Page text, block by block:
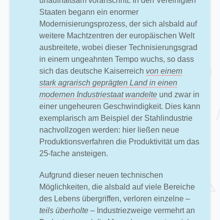
Staaten begann ein enormer
Modernisierungsprozess, der sich alsbald auf
weitere Machtzentren der europäischen Welt
ausbreitete, wobei dieser Technisierungsgrad
in einem ungeahnten Tempo wuchs, so dass
sich das deutsche Kaiserreich von einem
stark agrarisch geprägten Land in einen
modernen Industriestaat wandelte und zwar in
einer ungeheuren Geschwindigkeit. Dies kann
exemplarisch am Beispiel der Stahlindustrie
nachvollzogen werden: hier ließen neue
Produktionsverfahren die Produktivität um das
25-fache ansteigen.
Aufgrund dieser neuen technischen
Möglichkeiten, die alsbald auf viele Bereiche
des Lebens übergriffen, verloren einzelne –
teils überholte – Industriezweige vermehrt an